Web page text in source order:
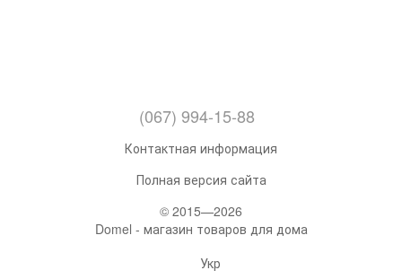
(067) 994-15-88
Контактная информация
Полная версия сайта
© 2015—2026
Domel - магазин товаров для дома
Укр